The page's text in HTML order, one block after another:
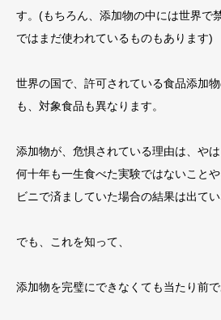
す。 (もちろん、添加物の中には世界で
ではまだ使われているものもあります)
世界の国で、許可されている食品添加
も、対象食品も異なります。
添加物が、危惧されている理由は、や
何十年も一生食べた実験ではないこと
ビニで済ましていた場合の結果は出てい
でも、これを知って、
添加物を完璧にできなくても当たり前で